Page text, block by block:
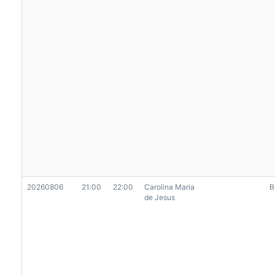
20260806 21:00 22:00
Carolina Maria
de Jesus